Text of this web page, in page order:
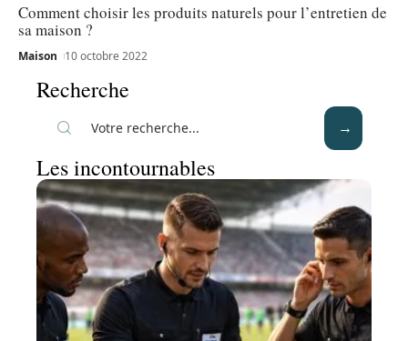
Comment choisir les produits naturels pour l’entretien de
sa maison ?
Maison 10 octobre 2022
Recherche
Les incontournables